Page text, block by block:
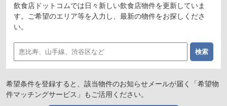
飲食店ドットコムでは日々新しい飲食店物件を更新していま
す。ご希望のエリア等を入力し、最新の物件をお探しくださ
い。
希望条件を登録すると、該当物件のお知らせメールが届く「希望物
件マッチングサービス」もご活用ください。